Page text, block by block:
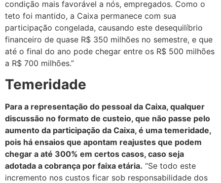
condição mais favorável a nós, empregados. Como o
teto foi mantido, a Caixa permanece com sua
participação congelada, causando este desequilíbrio
financeiro de quase R$ 350 milhões no semestre, e que
até o final do ano pode chegar entre os R$ 500 milhões
a R$ 700 milhões.”
Temeridade
Para a representação do pessoal da Caixa, qualquer
discussão no formato de custeio, que não passe pelo
aumento da participação da Caixa, é uma temeridade,
pois há ensaios que apontam reajustes que podem
chegar a até 300% em certos casos, caso seja
adotada a cobrança por faixa etária. “Se todo este
incremento nos custos ficar sob responsabilidade dos